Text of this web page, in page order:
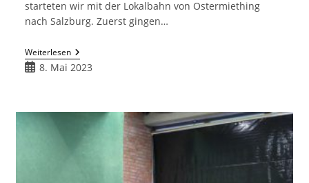
starteten wir mit der Lokalbahn von Ostermiething
nach Salzburg. Zuerst gingen…
WeiterlesenDie
Meistersingers
Unterwegs
Beitrag
8. Mai 2023